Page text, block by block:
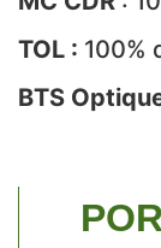
TOL : 100%
BTS